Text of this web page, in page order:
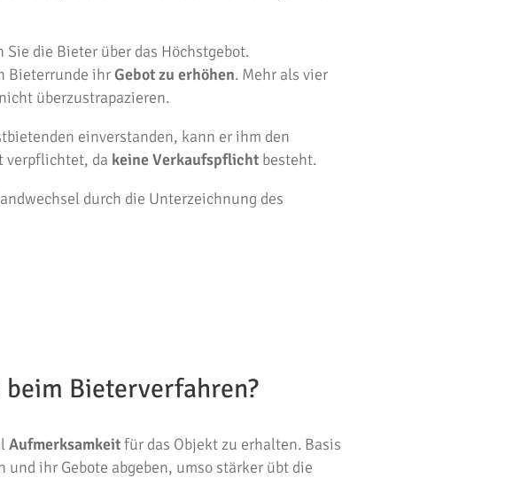
die Bieter über das Höchstgebot.
Bieterrunde ihrGebot zu erhöhen. Mehr als vier
überzustrapazieren.
einverstanden, kann er ihm den
verpflichtet, da keine Verkaufspflicht besteht.
durch die Unterzeichnung des
Bieterverfahren?
Aufmerksamkeitfür das Objekt zu erhalten. Basis
ihr Gebote abgeben, umso stärker übt die